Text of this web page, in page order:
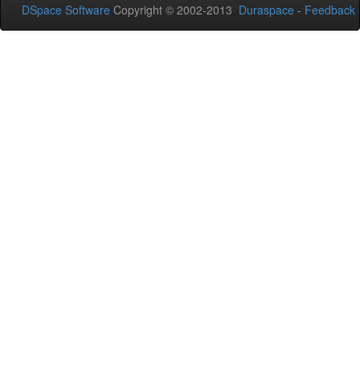
DSpace Software Copyright © 2002-2013 Duraspace - Feedback